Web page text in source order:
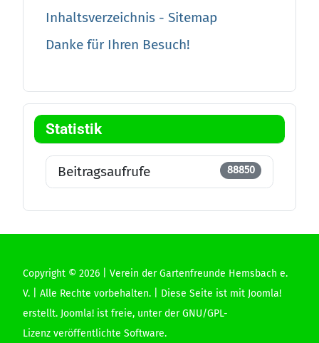
Inhaltsverzeichnis - Sitemap
Danke für Ihren Besuch!
Statistik
Beitragsaufrufe 88850
Copyright © 2026 | Verein der Gartenfreunde Hemsbach e.
V. | Alle Rechte vorbehalten. | Diese Seite ist mit Joomla!
erstellt. Joomla! ist freie, unter derGNU/GPL-
Lizenz veröffentlichte Software.